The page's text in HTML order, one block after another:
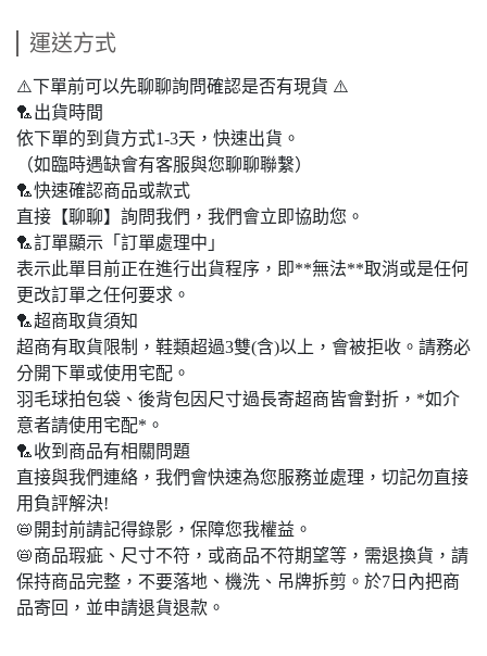
運送方式
⚠️下單前可以先聊聊詢問確認是否有現貨 ⚠️
🏸出貨時間
依下單的到貨方式1-3天，快速出貨。
（如臨時遇缺會有客服與您聊聊聯繫）
🏸快速確認商品或款式
直接【聊聊】詢問我們，我們會立即協助您。
🏸訂單顯示「訂單處理中」
表示此單目前正在進行出貨程序，即**無法**取消或是任何
更改訂單之任何要求。
🏸超商取貨須知
超商有取貨限制，鞋類超過3雙(含)以上，會被拒收。請務必
分開下單或使用宅配。
羽毛球拍包袋、後背包因尺寸過長寄超商皆會對折，*如介
意者請使用宅配*。
🏸收到商品有相關問題
直接與我們連絡，我們會快速為您服務並處理，切記勿直接
用負評解決!
📛開封前請記得錄影，保障您我權益。
📛商品瑕疵、尺寸不符，或商品不符期望等，需退換貨，請
保持商品完整，不要落地、機洗、吊牌拆剪。於7日內把商
品寄回，並申請退貨退款。